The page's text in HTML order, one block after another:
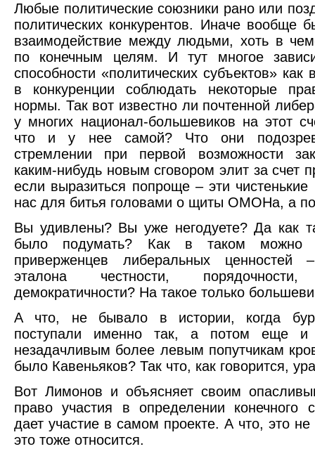
Любые политические союзники рано или
политических конкурентов. Иначе вообще
взаимодействие между людьми, хоть в
по конечным целям. И тут многое
способности «политических субъектов» как
в конкуренции соблюдать некоторые
нормы. Так вот известно ли почтенной
у многих национал-большевиков на этот
что и у нее самой? Что они
стремлении при первой возможности
каким-нибудь новым сговором элит за счет
если выразиться попроще – эти чистенькие
нас для битья головами о щиты ОМОНа, а
Вы удивлены? Вы уже негодуете? Да как
было подумать? Как в таком можно
приверженцев либеральных ценностей
эталона честности,
демократичности? На такое только
А что, не бывало в истории, когда
поступали именно так, а потом еще и
незадачливым более левым попутчикам
было Кавеньяков? Так что, как говорится,
Вот Лимонов и объясняет своим
право участия в определении конечного
дает участие в самом проекте. А что, это
это тоже относится.